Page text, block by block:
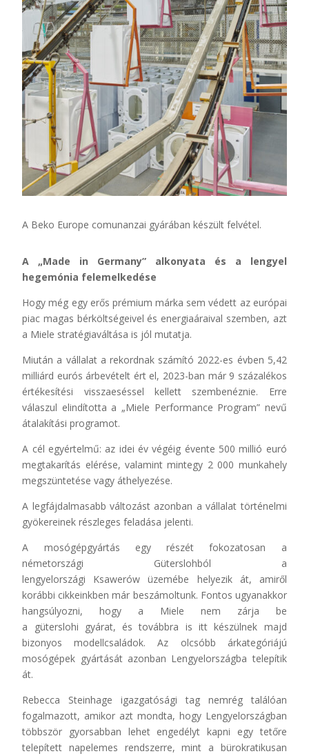
A Beko Europe comunanzai gyárában készült felvétel.
A „Made in Germany” alkonyata és a lengyel
hegemónia felemelkedése
Hogy még egy erős prémium márka sem védett az európai
piac magas bérköltségeivel és energiaáraival szemben, azt
a Miele stratégiaváltása is jól mutatja.
Miután a vállalat a rekordnak számító 2022-es évben 5,42
milliárd eurós árbevételt ért el, 2023-ban már 9 százalékos
értékesítési visszaeséssel kellett szembenéznie. Erre
válaszul elindította a „Miele Performance Program” nevű
átalakítási programot.
A cél egyértelmű: az idei év végéig évente 500 millió euró
megtakarítás elérése, valamint mintegy 2 000 munkahely
megszüntetése vagy áthelyezése.
A legfájdalmasabb változást azonban a vállalat történelmi
gyökereinek részleges feladása jelenti.
A mosógépgyártás egy részét fokozatosan a
németországi Güterslohból a
lengyelországi Ksawerów üzemébe helyezik át, amiről
korábbi cikkeinkben már beszámoltunk. Fontos ugyanakkor
hangsúlyozni, hogy a Miele nem zárja be
a güterslohi gyárat, és továbbra is itt készülnek majd
bizonyos modellcsaládok. Az olcsóbb árkategóriájú
mosógépek gyártását azonban Lengyelországba telepítik
át.
Rebecca Steinhage igazgatósági tag nemrég találóan
fogalmazott, amikor azt mondta, hogy Lengyelországban
többször gyorsabban lehet engedélyt kapni egy tetőre
telepített napelemes rendszerre, mint a bürokratikusan